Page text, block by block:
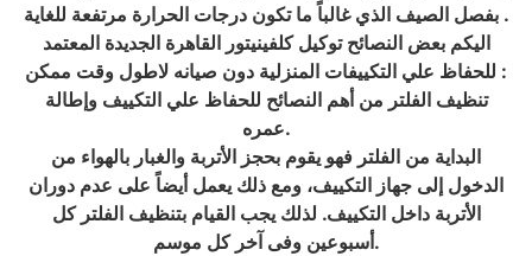
بفصل الصيف الذي غالباً ما تكون درجات الحرارة مرتفعة للغاية .
اليكم بعض النصائح توكيل كلفينيتور القاهرة الجديدة المعتمد
للحفاظ علي التكييفات المنزلية دون صيانه لاطول وقت ممكن :
تنظيف الفلتر من أهم النصائح للحفاظ علي التكييف وإطالة
عمره.
البداية من الفلتر فهو يقوم بحجز الأتربة والغبار بالهواء من
الدخول إلى جهاز التكييف، ومع ذلك يعمل أيضاً على عدم دوران
الأتربة داخل التكييف. لذلك يجب القيام بتنظيف الفلتر كل
أسبوعين وفى آخر كل موسم.